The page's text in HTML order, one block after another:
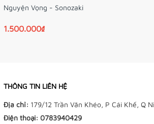
Nguyện Vọng - Sonozaki
1.500.000₫
THÔNG TIN LIÊN HỆ
Địa chỉ: 179/12 Trần Văn Khéo, P Cái Khế, Q
Điện thoại: 0783940429